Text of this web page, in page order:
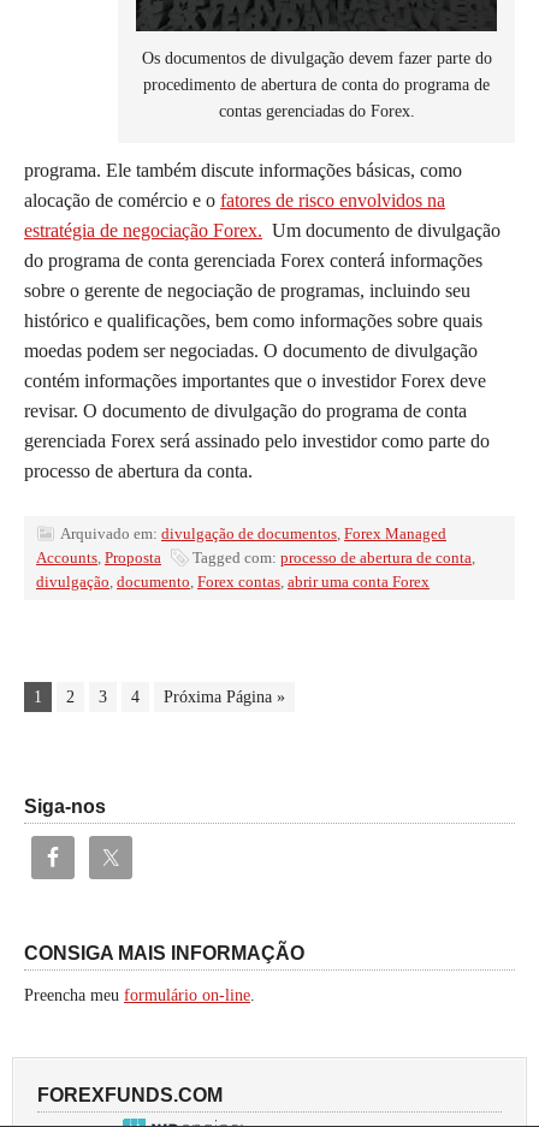
Os documentos de divulgação devem fazer parte do
procedimento de abertura de conta do programa de
contas gerenciadas do Forex.
programa. Ele também discute informações básicas, como
alocação de comércio e o fatores de risco envolvidos na
estratégia de negociação Forex. Um documento de divulgação
do programa de conta gerenciada Forex conterá informações
sobre o gerente de negociação de programas, incluindo seu
histórico e qualificações, bem como informações sobre quais
moedas podem ser negociadas. O documento de divulgação
contém informações importantes que o investidor Forex deve
revisar. O documento de divulgação do programa de conta
gerenciada Forex será assinado pelo investidor como parte do
processo de abertura da conta.
Arquivado em: divulgação de documentos, Forex Managed
Accounts, Proposta Tagged com: processo de abertura de conta,
divulgação, documento, Forex contas, abrir uma conta Forex
1 2 3 4 Próxima Página »
Siga-nos
CONSIGA MAIS INFORMAÇÃO
Preencha meu formulário on-line.
FOREXFUNDS.COM